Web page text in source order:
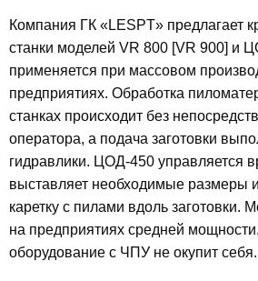
Компания ГК «LESPT» предлагает
станки моделей VR 800 [VR 900] и
применяется при массовом
предприятиях. Обработка
станках происходит без
оператора, а подача заготовки
гидравлики. ЦОД-450 управляется
выставляет необходимые размеры
каретку с пилами вдоль заготовки.
на предприятиях средней
оборудование с ЧПУ не окупит себя.